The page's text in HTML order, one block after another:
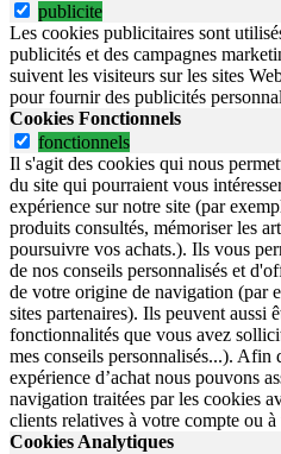
publicite
Les cookies publicitaires sont
publicités et des campagnes
suivent les visiteurs sur les sites
pour fournir des publicités
Cookies Fonctionnels
fonctionnels
Il s'agit des cookies qui nous
du site qui pourraient vous
expérience sur notre site (par
produits consultés, mémoriser les
poursuivre vos achats.). Ils vous
de nos conseils personnalisés et
de votre origine de navigation (par
sites partenaires). Ils peuvent aussi
fonctionnalités que vous avez
mes conseils personnalisés...). Afin
expérience d’achat nous pouvons
navigation traitées par les cookies
clients relatives à votre compte ou
Cookies Analytiques